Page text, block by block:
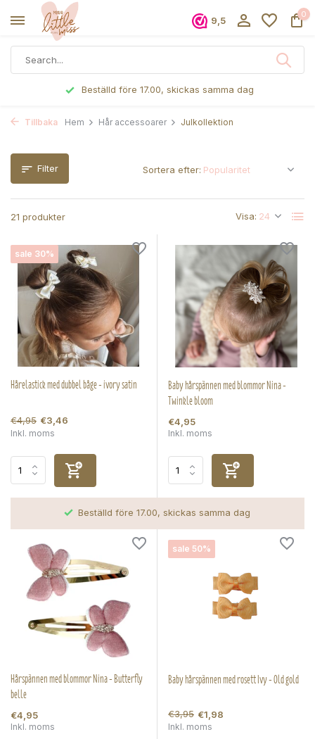
9,5
0
Beställd före 17.00, skickas samma dag
Tillbaka Hem Hår accessoarer Julkollektion
Filter
21 produkter Visa:
Sortera efter:
sale 30%
Hårelastick med dubbel båge - ivory satin
€4,95 €3,46
Inkl. moms
Baby hårspännen med blommor Nina -
Twinkle bloom
€4,95
Inkl. moms
Beställd före 17.00, skickas samma dag
Hårspännen med blommor Nina - Butterfly
belle
€4,95
Inkl. moms
sale 50%
Baby hårspännen med rosett Ivy - Old gold
€3,95 €1,98
Inkl. moms